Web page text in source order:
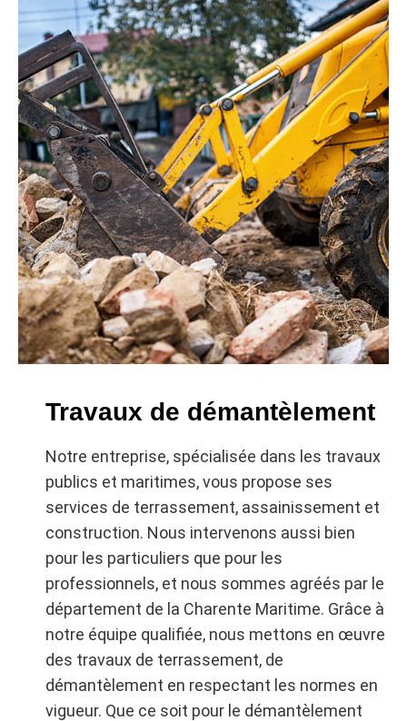
Travaux de démantèlement
Notre entreprise, spécialisée dans les travaux
publics et maritimes, vous propose ses
services de terrassement, assainissement et
construction. Nous intervenons aussi bien
pour les particuliers que pour les
professionnels, et nous sommes agréés par le
département de la Charente Maritime. Grâce à
notre équipe qualifiée, nous mettons en œuvre
des travaux de terrassement, de
démantèlement en respectant les normes en
vigueur. Que ce soit pour le démantèlement